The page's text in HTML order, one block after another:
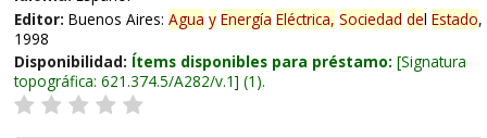
Editor: Buenos Aires: Agua y Energía Eléctrica, Sociedad del Estado,
1998
Disponibilidad: Ítems disponibles para préstamo: Signatura
topográfica: 621.374.5/A282/v.1 (1).